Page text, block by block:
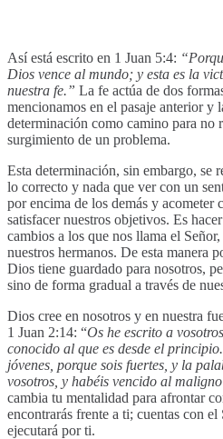
Así está escrito en 1 Juan 5:4:
Dios vence al mundo; y esta es la
nuestra fe.” La fe actúa de dos
mencionamos en el pasaje anterior y
determinación como camino para no
surgimiento de un problema.
Esta determinación, sin embargo, se
lo correcto y nada que ver con un
por encima de los demás y acometer
satisfacer nuestros objetivos. Es
cambios a los que nos llama el
nuestros hermanos. De esta manera
Dios tiene guardado para nosotros,
sino de forma gradual a través de
Dios cree en nosotros y en nuestra
1 Juan 2:14: “Os he escrito a
conocido al que es desde el
jóvenes, porque sois fuertes, y la
vosotros, y habéis vencido al
cambia tu mentalidad para afrontar
encontrarás frente a ti; cuentas con
ejecutará por ti.